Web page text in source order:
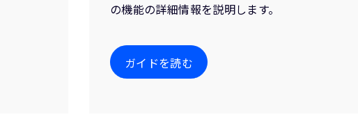
の機能の詳細情報を説明します。
ガイドを読む